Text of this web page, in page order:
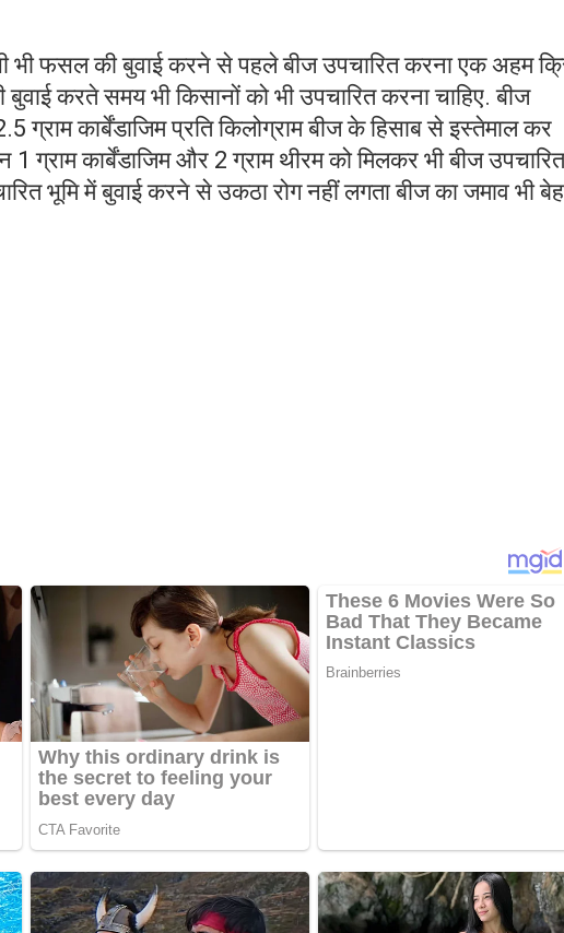
भी फसल की बुवाई करने से पहले बीज उपचारित करना एक अहम
करते समय भी किसानों को भी उपचारित करना चाहिए. बीज
ग्राम कार्बेंडाजिम प्रति किलोग्राम बीज के हिसाब से इस्तेमाल कर
ग्राम कार्बेंडाजिम और 2 ग्राम थीरम को मिलकर भी बीज
भूमि में बुवाई करने से उकठा रोग नहीं लगता बीज का जमाव भी